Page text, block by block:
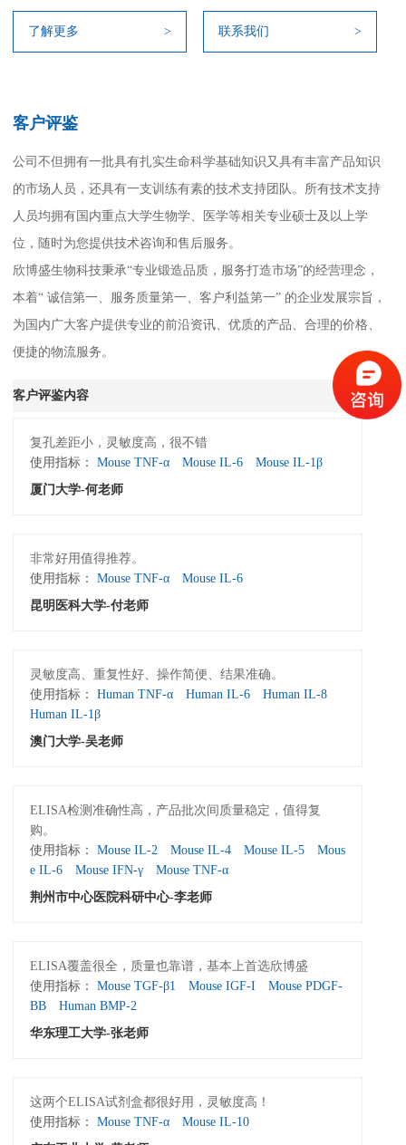
了解更多 > 联系我们 >
客户评鉴
公司不但拥有一批具有扎实生命科学基础知识又具有丰富产品知识
的市场人员，还具有一支训练有素的技术支持团队。所有技术支持
人员均拥有国内重点大学生物学、医学等相关专业硕士及以上学
位，随时为您提供技术咨询和售后服务。
欣博盛生物科技秉承“专业锻造品质，服务打造市场”的经营理念，
本着“ 诚信第一、服务质量第一、客户利益第一” 的企业发展宗旨，
为国内广大客户提供专业的前沿资讯、优质的产品、合理的价格、
便捷的物流服务。
客户评鉴内容 查看更多>
复孔差距小，灵敏度高，很不错
使用指标：Mouse TNF-α Mouse IL-6
Mouse IL-1β
厦门大学-何老师
非常好用值得推荐。
使用指标：Mouse TNF-α
Mouse IL-6
昆明医科大学-付老师
灵敏度高、重复性好、操作简便、结果准确。
使用指标：Human TNF-α Human IL-6
Human IL-8
Human IL-1β
澳门大学-吴老师
ELISA检测准确性高，产品批次间质量稳定，值得复
购。
使用指标：Mouse IL-2 Mouse IL-4 Mouse IL-5
Mous
e IL-6
Mouse IFN-γ
Mouse TNF-α
荆州市中心医院科研中心-李老师
ELISA覆盖很全，质量也靠谱，基本上首选欣博盛
使用指标：Mouse TGF-β1 Mouse IGF-I
Mouse PDGF-
BB
Human BMP-2
华东理工大学-张老师
这两个ELISA试剂盒都很好用，灵敏度高！
使用指标：Mouse TNF-α
Mouse IL-10